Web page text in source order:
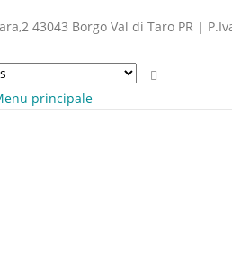
43043 Borgo Val di Taro PR |
principale